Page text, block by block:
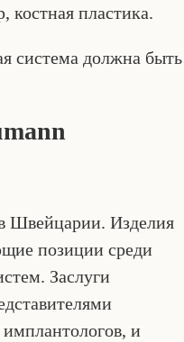
костная пластика.
система должна быть
Швейцарии. Изделия
позиции среди
Заслуги
и